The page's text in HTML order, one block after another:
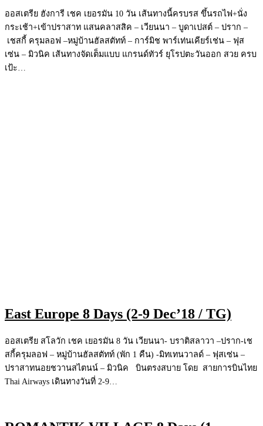
ออสเตรีย ฮังการี เชค เยอรมัน 10 วัน เส้นทางนี้ครบรส ขึ้นรถไฟ+นั่ง
กระเช้า+เข้าปราสาท แสนคลาสสิค – เวียนนา – บูดาเปสต์ – ปราก –
เชสกี้ ครุมลอฟ –หมู่บ้านฮัลสตัทท์ – การ์มิช พาร์เท่นเคียร์เช่น – ฟุส
เซ่น – มิวนิค เส้นทางจัดเต็มแบบ แกรนด์ทัวร์ ยุโรปตะวันออก สวย ครบ
เป้ะ…
East Europe 8 Days (2-9 Dec’18 / TG)
ออสเตรีย สโลวัก เชค เยอรมัน 8 วัน เวียนนา- บราติสลาวา –ปราก-เช
สกี้ครุมลอฟ – หมู่บ้านฮัลสตัทท์ (พัก 1 คืน) -มิทเทนวาลด์ – ฟุสเซ่น –
ปราสาทนอยชวานสไตนน์ – มิวนิค บินตรงสบาย โดย สายการบินไทย
Thai Airways เดินทางวันที่ 2-9…